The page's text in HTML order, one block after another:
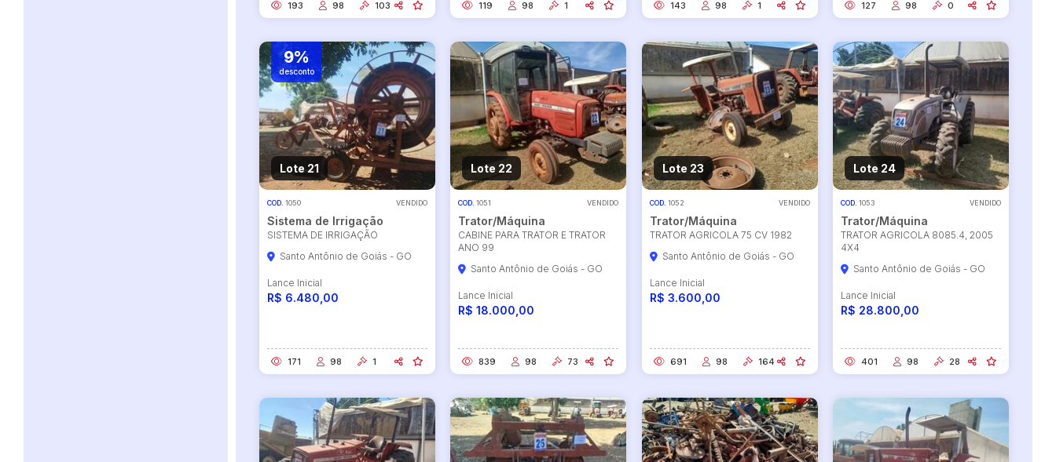
193 98 103 119 98 1 143 98 1 127 98 0
9%
desconto
Lote 21
COD. 1050 VENDIDO
Sistema de Irrigação
SISTEMA DE IRRIGAÇÃO
Santo Antônio de Goiás - GO
Lance Inicial
R$ 6.480,00
171 98 1
Lote 22
COD. 1051 VENDIDO
Trator/Máquina
CABINE PARA TRATOR E TRATOR
ANO 99
Santo Antônio de Goiás - GO
Lance Inicial
R$ 18.000,00
839 98 73
Lote 23
COD. 1052 VENDIDO
Trator/Máquina
TRATOR AGRICOLA 75 CV 1982
Santo Antônio de Goiás - GO
Lance Inicial
R$ 3.600,00
691 98 164
Lote 24
COD. 1053 VENDIDO
Trator/Máquina
TRATOR AGRICOLA 8085.4, 2005
4X4
Santo Antônio de Goiás - GO
Lance Inicial
R$ 28.800,00
401 98 28